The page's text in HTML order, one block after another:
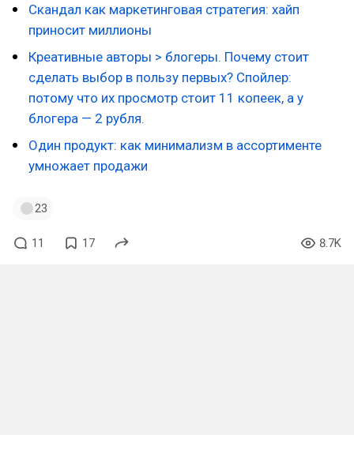
Скандал как маркетинговая стратегия: хайп
приносит миллионы
Креативные авторы > блогеры. Почему стоит
сделать выбор в пользу первых? Спойлер:
потому что их просмотр стоит 11 копеек, а у
блогера — 2 рубля.
Один продукт: как минимализм в ассортименте
умножает продажи
23
11 17 8.7K